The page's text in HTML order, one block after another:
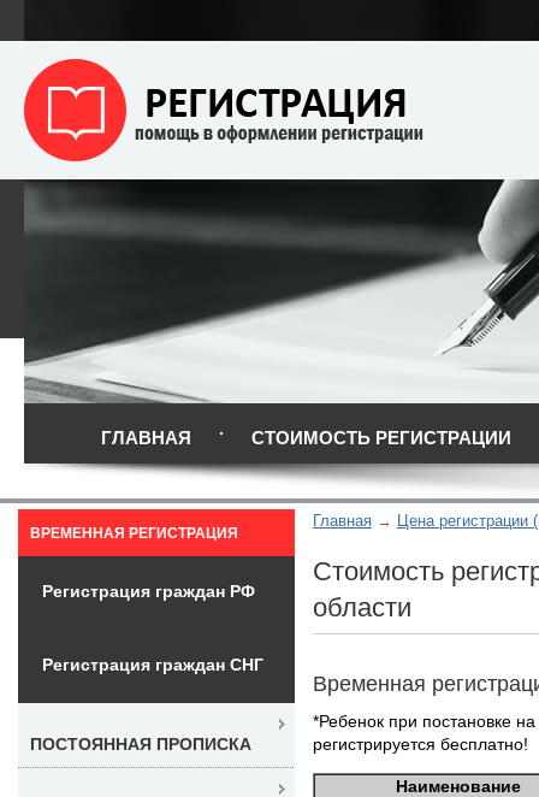
ГЛАВНАЯ СТОИМОСТЬ РЕГИСТРАЦИИ
Главная Цена регистрации
Стоимость
области
Временная
*Ребенок при постановке
регистрируется бесплатно!
Наименование
ВРЕМЕННАЯ РЕГИСТРАЦИЯ
Регистрация граждан РФ
Регистрация граждан СНГ
ПОСТОЯННАЯ ПРОПИСКА